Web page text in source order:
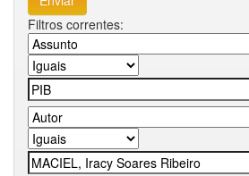
Filtros correntes: